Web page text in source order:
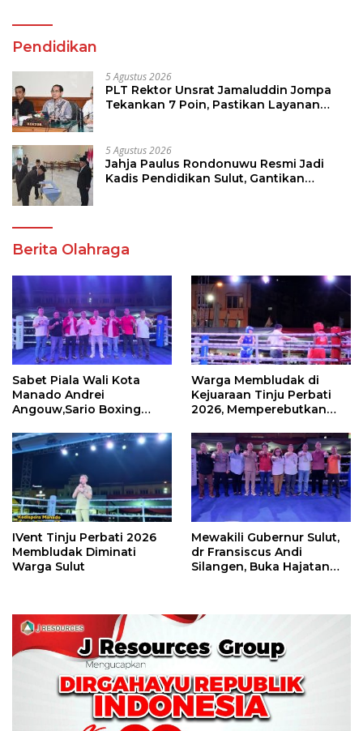
Pendidikan
5 Agustus 2026
PLT Rektor Unsrat Jamaluddin Jompa
Tekankan 7 Poin, Pastikan Layanan
5 Agustus 2026
Jahja Paulus Rondonuwu Resmi Jadi
Kadis Pendidikan Sulut, Gantikan
Berita Olahraga
Sabet Piala Wali Kota
Manado Andrei
Angouw,Sario Boxing
Perbati 2026
Warga Membludak di
Kejuaraan Tinju Perbati
2026, Memperebutkan
IVent Tinju Perbati 2026
Membludak Diminati
Warga Sulut
Mewakili Gubernur Sulut,
dr Fransiscus Andi
Silangen, Buka Hajatan